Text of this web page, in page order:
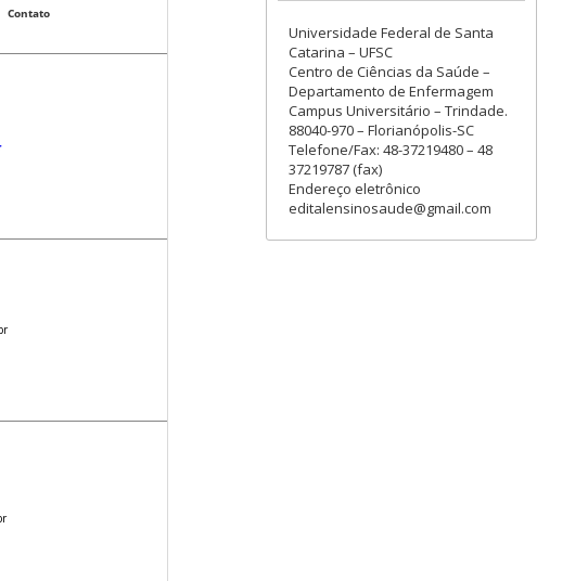
Contato
Universidade Federal de Santa
Catarina – UFSC
Centro de Ciências da Saúde –
Departamento de Enfermagem
Campus Universitário – Trindade.
88040-970 – Florianópolis-SC
Telefone/Fax: 48-37219480 – 48
37219787 (fax)
Endereço eletrônico
editalensinosaude@gmail.com